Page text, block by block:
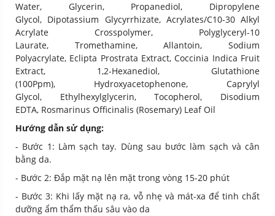
Water, Glycerin, Propanediol, Dipropylene
Glycol, Dipotassium Glycyrrhizate, Acrylates/​C10-30 Alkyl
Acrylate Crosspolymer, Polyglyceryl-10
Laurate, Tromethamine, Allantoin, Sodium
Polyacrylate, Eclipta Prostrata Extract, Coccinia Indica Fruit
Extract, 1,2-Hexanediol, Glutathione
(100Ppm), Hydroxyacetophenone, Caprylyl
Glycol, Ethylhexylglycerin, Tocopherol, Disodium
EDTA, Rosmarinus Officinalis (Rosemary) Leaf Oil
Hướng dẫn sử dụng:
- Bước 1: Làm sạch tay. Dùng sau bước làm sạch và cân
bằng da.
- Bước 2: Đắp mặt nạ lên mặt trong vòng 15-20 phút
- Bước 3: Khi lấy mặt nạ ra, vỗ nhẹ và mát-xa để tinh chất
dưỡng ẩm thẩm thấu sâu vào da